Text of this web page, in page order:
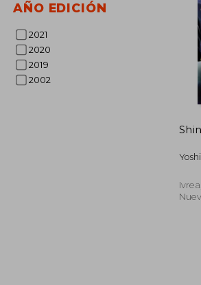
AÑO EDICIÓN
2021
2020
2019
2002